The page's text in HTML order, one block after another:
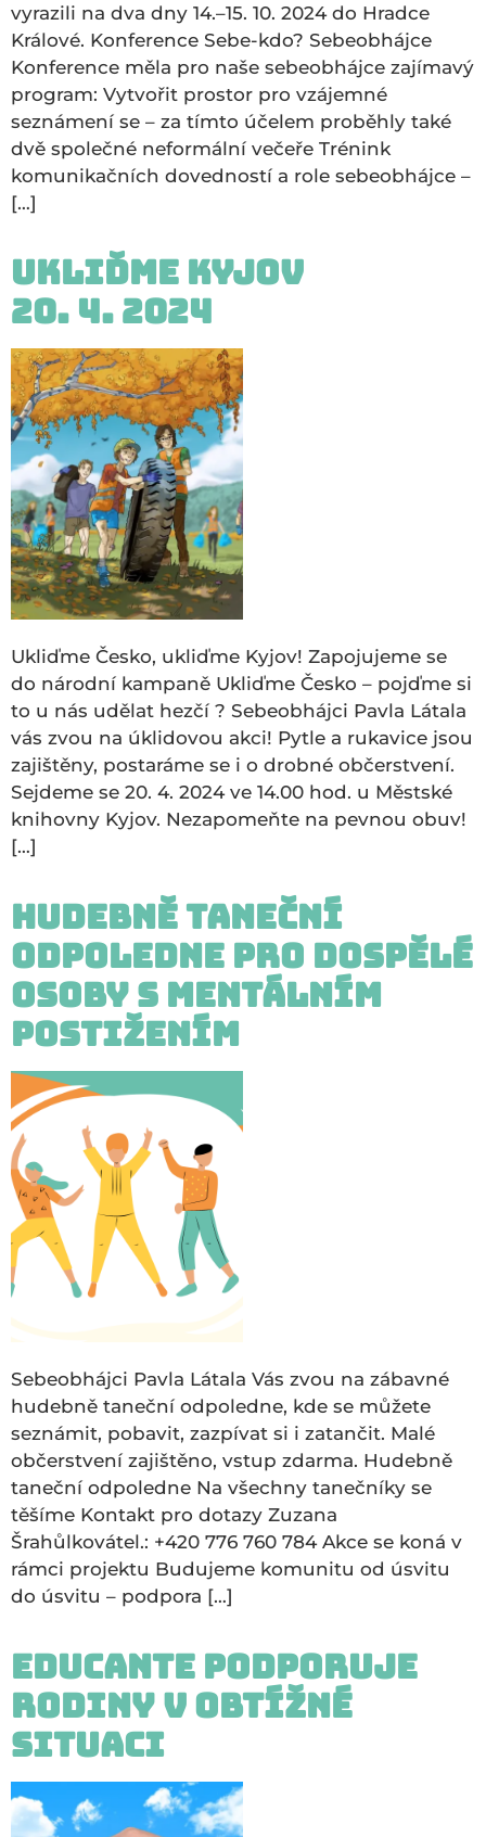
vyrazili na dva dny 14.–15. 10. 2024 do Hradce
Králové. Konference Sebe-kdo? Sebeobhájce
Konference měla pro naše sebeobhájce zajímavý
program: Vytvořit prostor pro vzájemné
seznámení se – za tímto účelem proběhly také
dvě společné neformální večeře Trénink
komunikačních dovedností a role sebeobhájce –
[…]
Ukliďme Kyjov
20. 4. 2024
Ukliďme Česko, ukliďme Kyjov! Zapojujeme se
do národní kampaně Ukliďme Česko – pojďme si
to u nás udělat hezčí ? Sebeobhájci Pavla Látala
vás zvou na úklidovou akci! Pytle a rukavice jsou
zajištěny, postaráme se i o drobné občerstvení.
Sejdeme se 20. 4. 2024 ve 14.00 hod. u Městské
knihovny Kyjov. Nezapomeňte na pevnou obuv!
[…]
Hudebně taneční
odpoledne pro dospělé
osoby s mentálním
postižením
Sebeobhájci Pavla Látala Vás zvou na zábavné
hudebně taneční odpoledne, kde se můžete
seznámit, pobavit, zazpívat si i zatančit. Malé
občerstvení zajištěno, vstup zdarma. Hudebně
taneční odpoledne Na všechny tanečníky se
těšíme Kontakt pro dotazy Zuzana
Šrahůlkovátel.: +420 776 760 784 Akce se koná v
rámci projektu Budujeme komunitu od úsvitu
do úsvitu – podpora […]
Educante podporuje
rodiny v obtížné
situaci